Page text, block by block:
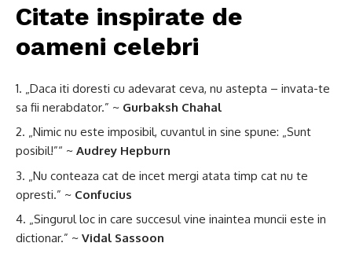
Citate inspirate de
oameni celebri
„Daca iti doresti cu adevarat ceva, nu astepta – invata-te
sa fii nerabdator.” ~ Gurbaksh Chahal
„Nimic nu este imposibil, cuvantul in sine spune: „Sunt
posibil!”“ ~ Audrey Hepburn
„Nu conteaza cat de incet mergi atata timp cat nu te
opresti.” ~ Confucius
„Singurul loc in care succesul vine inaintea muncii este in
dictionar.” ~ Vidal Sassoon